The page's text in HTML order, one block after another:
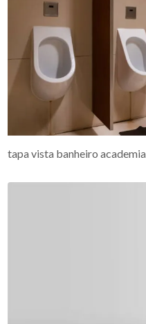
tapa vista banheiro academia